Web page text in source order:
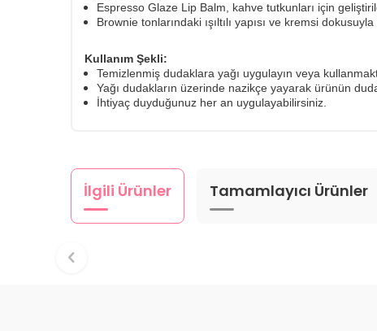
Espresso Glaze Lip Balm, kahve tutkunları için
Brownie tonlarındaki ışıltılı yapısı ve kremsi
Kullanım Şekli:
Temizlenmiş dudaklara yağı uygulayın veya
Yağı dudakların üzerinde nazikçe yayarak ürünün
İhtiyaç duyduğunuz her an uygulayabilirsiniz.
İlgili Ürünler Tamamlayıcı Ürünler